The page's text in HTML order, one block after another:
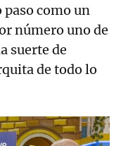
como un
número uno de
suerte de
de todo lo